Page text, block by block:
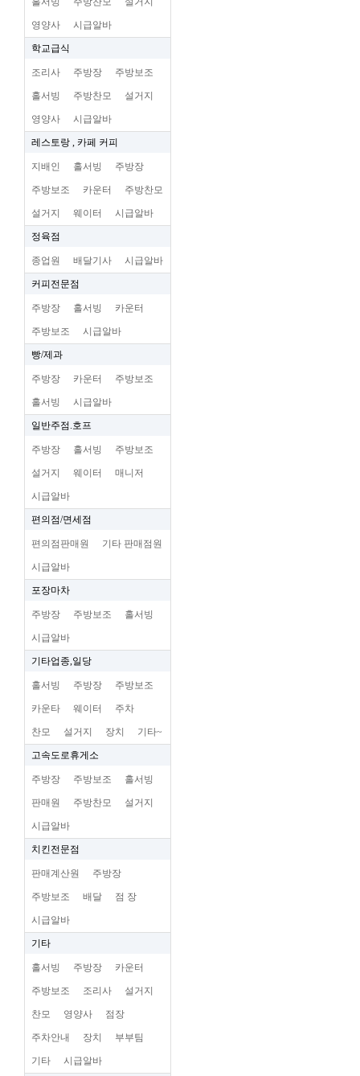
영양사 시급알바
학교급식
조리사 주방장 주방보조
홀서빙 주방찬모 설거지
영양사 시급알바
레스토랑 , 카페 커피
지배인 홀서빙 주방장
주방보조 카운터 주방찬모
설거지 웨이터 시급알바
정육점
종업원 배달기사 시급알바
커피전문점
주방장 홀서빙 카운터
주방보조 시급알바
빵/제과
주방장 카운터 주방보조
홀서빙 시급알바
일반주점.호프
주방장 홀서빙 주방보조
설거지 웨이터 매니저
시급알바
편의점/면세점
편의점판매원 기타 판매점원
시급알바
포장마차
주방장 주방보조 홀서빙
시급알바
기타업종,일당
홀서빙 주방장 주방보조
카운타 웨이터 주차
찬모 설거지 장치 기타~
고속도로휴게소
주방장 주방보조 홀서빙
판매원 주방찬모 설거지
시급알바
치킨전문점
판매계산원 주방장
주방보조 배달 점 장
시급알바
기타
홀서빙 주방장 카운터
주방보조 조리사 설거지
찬모 영양사 점장
주차안내 장치 부부팀
기타 시급알바